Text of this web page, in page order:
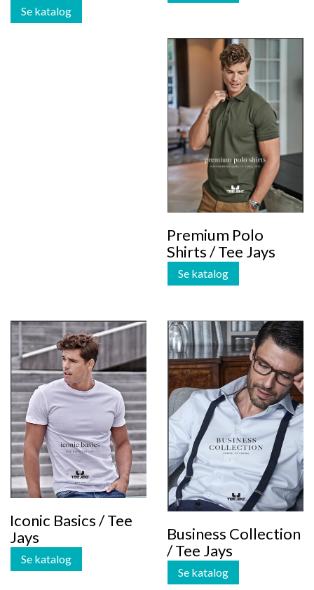
Se katalog
Premium Polo
Shirts / Tee Jays
Se katalog
Iconic Basics / Tee
Jays
Se katalog
Business Collection
/ Tee Jays
Se katalog